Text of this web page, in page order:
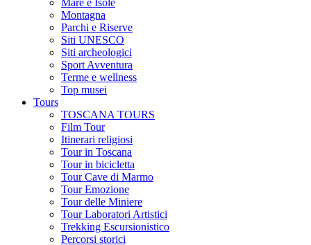
Mare e Isole
Montagna
Parchi e Riserve
Siti UNESCO
Siti archeologici
Sport Avventura
Terme e wellness
Top musei
Tours
TOSCANA TOURS
Film Tour
Itinerari religiosi
Tour in Toscana
Tour in bicicletta
Tour Cave di Marmo
Tour Emozione
Tour delle Miniere
Tour Laboratori Artistici
Trekking Escursionistico
Percorsi storici